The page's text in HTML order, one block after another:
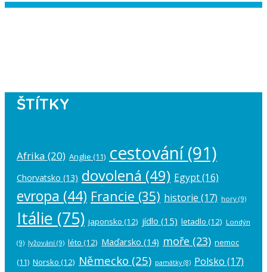
ŠTÍTKY
Afrika (20) Anglie (11) cestování(91)
Chorvatsko (13) dovolená (49) Egypt(16)
evropa (44) Francie (35) historie (17) hory (9)
Itálie (75) japonsko (12) jídlo (15) letadlo (12) Londýn
(9) lyžování (9) léto (12) Maďarsko (14) moře (23) nemoc
(11) Norsko (12) Německo (25) památky(8) Polsko (17)